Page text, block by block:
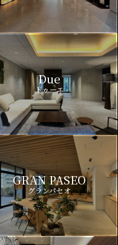
Due
ドゥーエ
GRAN PASEO
グランパセオ